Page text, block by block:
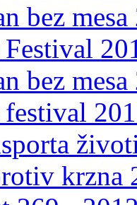
bez
Festival
bez
festival
krzna